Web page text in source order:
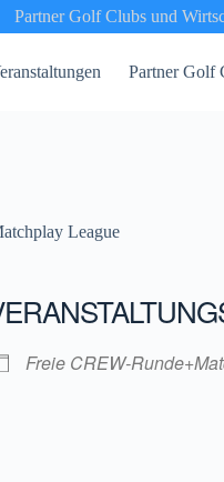
Partner Golf Clubs und
Partner Golf
League
Freie CREW-